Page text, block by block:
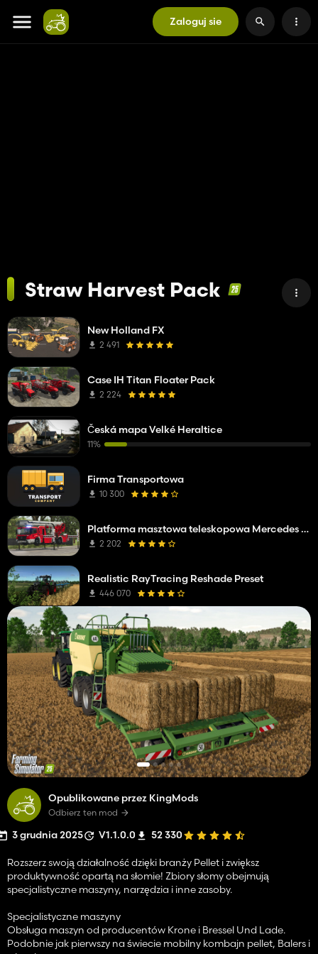
Zaloguj sie
Straw Harvest Pack
Opublikowane przez KingMods
Odbierz ten mod
3 grudnia 2025 V1.1.0.0 52 330
Rozszerz swoją działalność dzięki branży Pellet i zwiększ
produktywność opartą na słomie! Zbiory słomy obejmują
specjalistyczne maszyny, narzędzia i inne zasoby.
Specjalistyczne maszyny
Obsługa maszyn od producentów Krone i Bressel Und Lade.
Podobnie jak pierwszy na świecie mobilny kombajn pellet, Balers i
New Holland FX
2 491
Case IH Titan Floater Pack
2 224
Česká mapa Velké Heraltice
11%
Firma Transportowa
10 300
Platforma masztowa teleskopowa Mercedes Benz Econic WISS
2 202
Realistic RayTracing Reshade Preset
446 070